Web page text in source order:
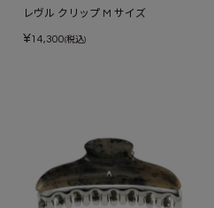
レヴル クリップ M サイズ
¥14,300(税込)